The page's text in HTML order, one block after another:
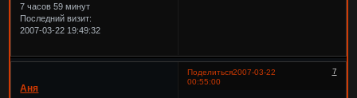
7 часов 59 минут
Последний визит:
2007-03-22 19:49:32
Поделиться 7
2007-03-22
00:55:00
Аня